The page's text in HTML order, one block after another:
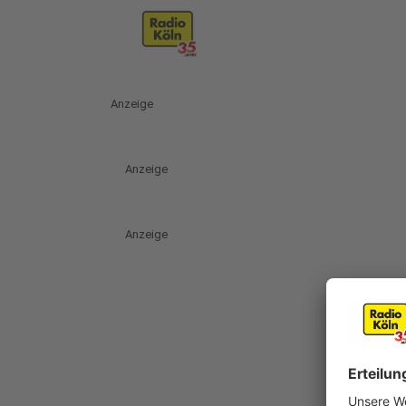
Anzeige
Anzeige
Anzeige